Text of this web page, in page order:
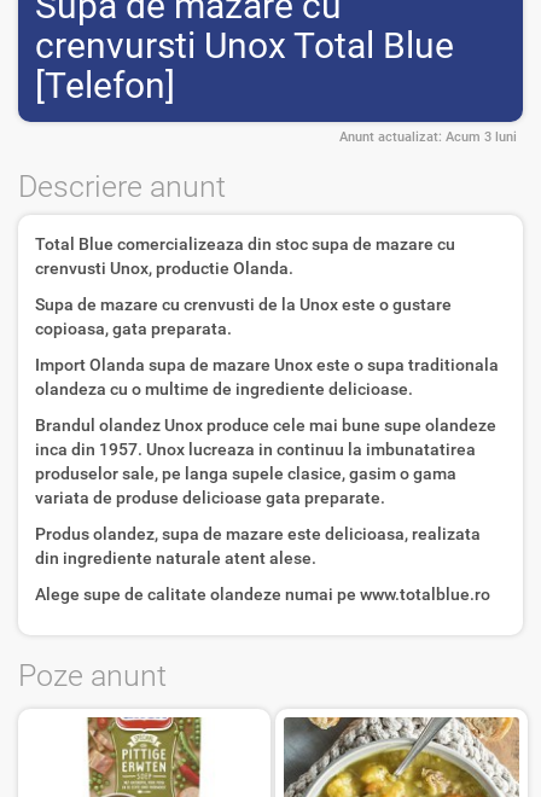
crenvursti Unox Total Blue
[Telefon]
Anunt actualizat: Acum 3 luni
Descriere anunt
Total Blue comercializeaza din stoc supa de mazare cu
crenvusti Unox, productie Olanda.
Supa de mazare cu crenvusti de la Unox este o gustare
copioasa, gata preparata.
Import Olanda supa de mazare Unox este o supa traditionala
olandeza cu o multime de ingrediente delicioase.
Brandul olandez Unox produce cele mai bune supe olandeze
inca din 1957. Unox lucreaza in continuu la imbunatatirea
produselor sale, pe langa supele clasice, gasim o gama
variata de produse delicioase gata preparate.
Produs olandez, supa de mazare este delicioasa, realizata
din ingrediente naturale atent alese.
Alege supe de calitate olandeze numai pe www.totalblue.ro
Poze anunt